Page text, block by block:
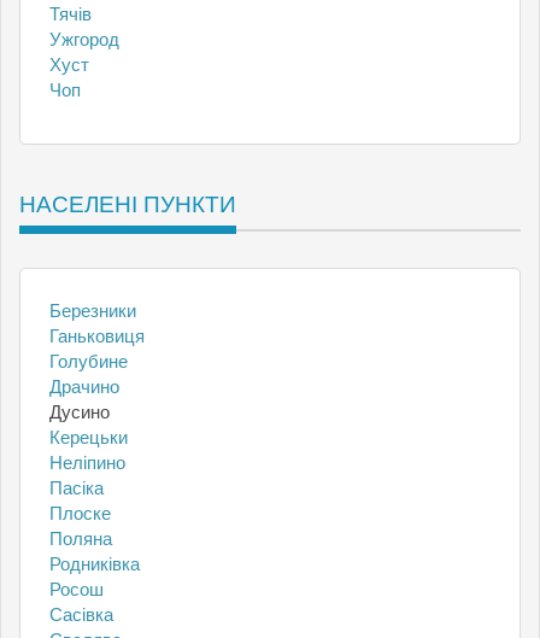
Тячів
Ужгород
Хуст
Чоп
НАСЕЛЕНІ ПУНКТИ
Березники
Ганьковиця
Голубине
Драчино
Дусино
Керецьки
Неліпино
Пасіка
Плоске
Поляна
Родниківка
Росош
Сасівка